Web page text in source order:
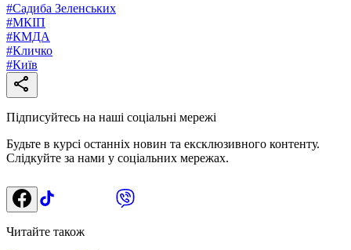
#Садиба Зеленських
#МКІП
#КМДА
#Кличко
#Київ
Підписуйтесь на наші соціальні мережі
Будьте в курсі останніх новин та ексклюзивного контенту.
Слідкуйте за нами у соціальних мережах.
Читайте також